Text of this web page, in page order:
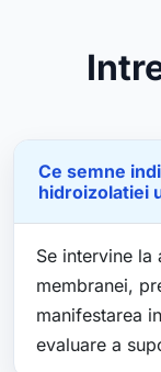
Ce semne
hidroizolatiei
Se intervine
membranei,
manifestarea
evaluare a